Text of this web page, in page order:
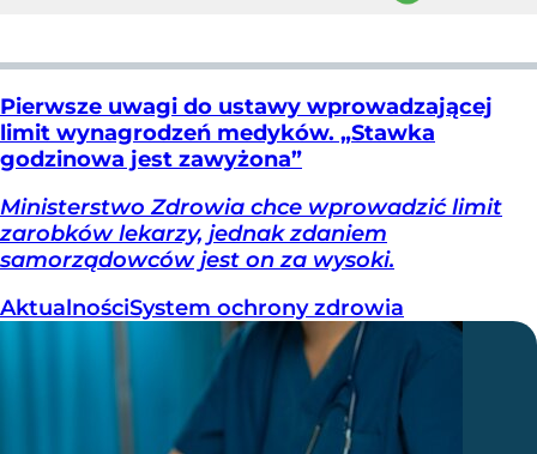
Pierwsze uwagi do ustawy wprowadzającej
limit wynagrodzeń medyków. „Stawka
godzinowa jest zawyżona”
Ministerstwo Zdrowia chce wprowadzić limit
zarobków lekarzy, jednak zdaniem
samorządowców jest on za wysoki.
AktualnościSystem ochrony zdrowia